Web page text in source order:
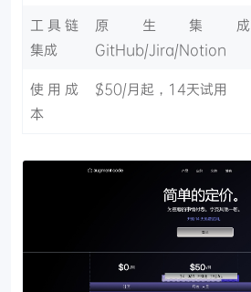
工具链
集成
原生集成
GitHub/Jira/Notion
使用成
本
$50/月起，14天试用